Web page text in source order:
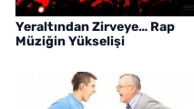
Yeraltından Zirveye… Rap
Müziğin Yükselişi